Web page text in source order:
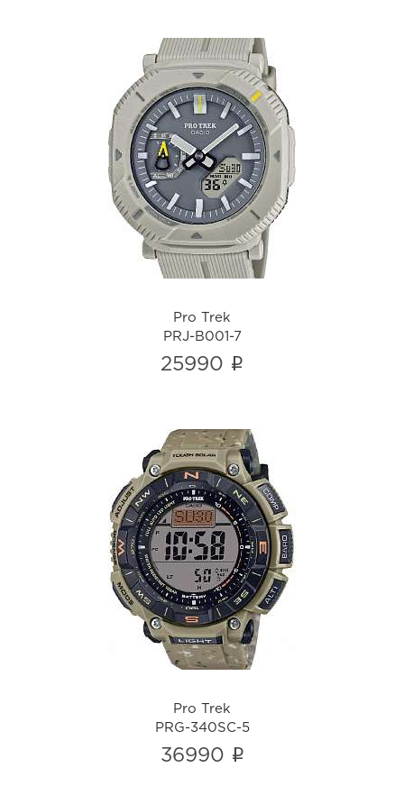
Pro Trek
PRJ-B001-7
i
Pro Trek
PRJ-B001-7
25990 i
Pro Trek
PRG-340SC-5
i
Pro Trek
PRG-340SC-5
36990 i